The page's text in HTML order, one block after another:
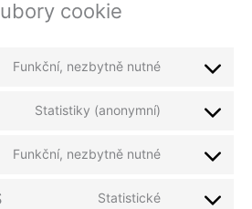
cookie
Funkční, nezbytně nutné
Statistiky (anonymní)
Funkční, nezbytně nutné
Statistické